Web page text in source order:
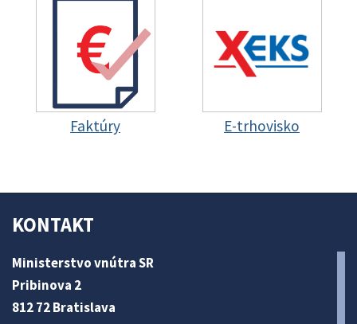
Faktúry E-trhovisko
KONTAKT
Ministerstvo vnútra SR
Pribinova 2
812 72 Bratislava